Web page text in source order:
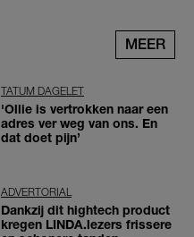
MEER
TATUM DAGELET
'Ollie is vertrokken naar een
adres ver weg van ons. En
dat doet pijn’
ADVERTORIAL
Dankzij dit hightech product
kregen LINDA.lezers frissere